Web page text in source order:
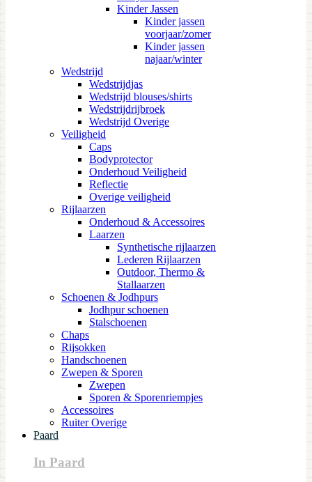
Kinder Jassen
Kinder jassen
voorjaar/zomer
Kinder jassen
najaar/winter
Wedstrijd
Wedstrijdjas
Wedstrijd blouses/shirts
Wedstrijdrijbroek
Wedstrijd Overige
Veiligheid
Caps
Bodyprotector
Onderhoud Veiligheid
Reflectie
Overige veiligheid
Rijlaarzen
Onderhoud & Accessoires
Laarzen
Synthetische rijlaarzen
Lederen Rijlaarzen
Outdoor, Thermo &
Stallaarzen
Schoenen & Jodhpurs
Jodhpur schoenen
Stalschoenen
Chaps
Rijsokken
Handschoenen
Zwepen & Sporen
Zwepen
Sporen & Sporenriempjes
Accessoires
Ruiter Overige
Paard
In Paard